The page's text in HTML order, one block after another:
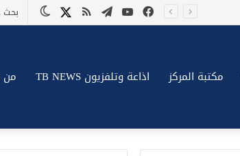
الوضع X ملخص
تيلقراميوتيوب
فيسبوك
مكتبة المركز اذاعة وتلفزيون TB NEWS من